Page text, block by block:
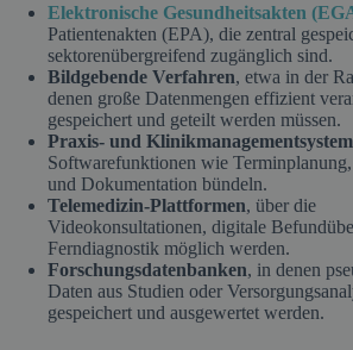
Elektronische Gesundheitsakten
Patientenakten (EPA), die zentral
sektorenübergreifend zugänglich sind.
Bildgebende Verfahren, etwa in der
denen große Datenmengen effizient
gespeichert und geteilt werden müssen.
Praxis- und
Softwarefunktionen wie
und Dokumentation bündeln.
Telemedizin-Plattformen, über die
Videokonsultationen, digitale
Ferndiagnostik möglich werden.
Forschungsdatenbanken, in denen
Daten aus Studien oder
gespeichert und ausgewertet werden.